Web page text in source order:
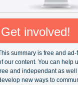
Get involved!
summary is free and ad-
our content. You can help
and independant as well
new ways to